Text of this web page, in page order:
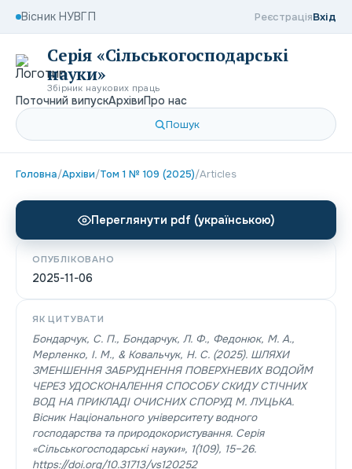
Вісник НУВГП РеєстраціяВхід
Серія «Сільськогосподарські
науки»
Збірник наукових праць
Поточний випускАрхівиПро нас
Пошук
Головна/Архіви/Том 1 № 109 (2025)/Articles
Переглянути pdf (українською)
ОПУБЛІКОВАНО
2025-11-06
ЯК ЦИТУВАТИ
Бондарчук, С. П., Бондарчук, Л. Ф., Федонюк, М. А.,
Мерленко, І. М., & Ковальчук, Н. С. (2025). ШЛЯХИ
ЗМЕНШЕННЯ ЗАБРУДНЕННЯ ПОВЕРХНЕВИХ ВОДОЙМ
ЧЕРЕЗ УДОСКОНАЛЕННЯ СПОСОБУ СКИДУ СТІЧНИХ
ВОД НА ПРИКЛАДІ ОЧИСНИХ СПОРУД М. ЛУЦЬКА.
Вісник Національного університету водного
господарства та природокористування. Серія
«Сільськогосподарські науки», 1(109), 15–26.
https://doi.org/10.31713/vs120252